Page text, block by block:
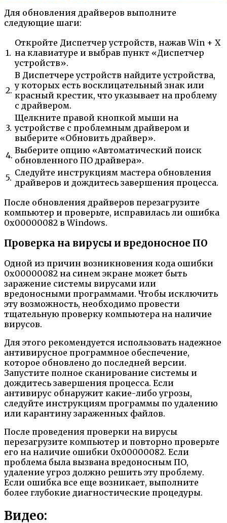
Для обновления драйверов выполните
следующие шаги:
1.
Откройте Диспетчер устройств, нажав Win + X
на клавиатуре и выбрав пункт «Диспетчер
устройств».
2.
В Диспетчере устройств найдите устройства,
у которых есть восклицательный знак или
красный крестик, что указывает на проблему
с драйвером.
3.
Щелкните правой кнопкой мыши на
устройстве с проблемным драйвером и
выберите «Обновить драйвер».
4. Выберите опцию «Автоматический поиск
обновленного ПО драйвера».
5. Следуйте инструкциям мастера обновления
драйверов и дождитесь завершения процесса.
После обновления драйверов перезагрузите
компьютер и проверьте, исправилась ли ошибка
0x00000082 в Windows.
Проверка на вирусы и вредоносное ПО
Одной из причин возникновения кода ошибки
0x00000082 на синем экране может быть
заражение системы вирусами или
вредоносными программами. Чтобы исключить
эту возможность, необходимо провести
тщательную проверку компьютера на наличие
вирусов.
Для этого рекомендуется использовать надежное
антивирусное программное обеспечение,
которое обновлено до последней версии.
Запустите полное сканирование системы и
дождитесь завершения процесса. Если
антивирус обнаружит какие-либо угрозы,
следуйте инструкциям программы по удалению
или карантину зараженных файлов.
После проведения проверки на вирусы
перезагрузите компьютер и повторно проверьте
его на наличие ошибки 0x00000082. Если
проблема была вызвана вредоносным ПО,
удаление угроз должно решить эту проблему.
Если ошибка все еще возникает, выполните
более глубокие диагностические процедуры.
Видео: